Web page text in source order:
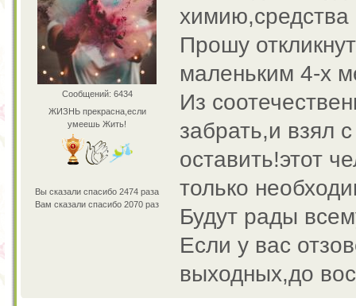
Сообщений: 6434
ЖИЗНЬ прекрасна,если
умеешь Жить!
Вы сказали спасибо 2474 раза
Вам сказали спасибо 2070 раз
Прошу
маленьким 4-х
Из
забрать,и взял
оставить!этот
только
Будут рады
Если у вас
выходных,до